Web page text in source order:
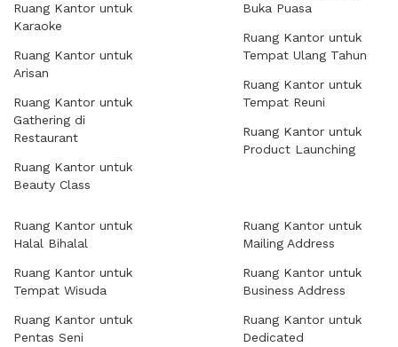
Ruang Kantor untuk
Karaoke
Ruang Kantor untuk
Arisan
Ruang Kantor untuk
Gathering di
Restaurant
Ruang Kantor untuk
Beauty Class
Buka Puasa
Ruang Kantor untuk
Tempat Ulang Tahun
Ruang Kantor untuk
Tempat Reuni
Ruang Kantor untuk
Product Launching
Ruang Kantor untuk
Halal Bihalal
Ruang Kantor untuk
Tempat Wisuda
Ruang Kantor untuk
Pentas Seni
Ruang Kantor untuk
Mailing Address
Ruang Kantor untuk
Business Address
Ruang Kantor untuk
Dedicated